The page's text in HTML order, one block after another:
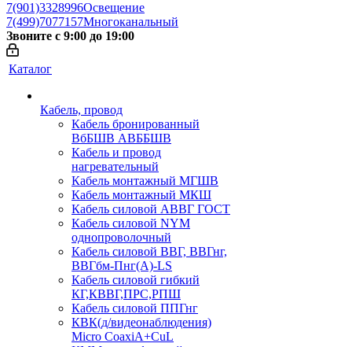
7(901)3328996Освещение
7(499)7077157Многоканальный
Звоните с 9:00 до 19:00
Каталог
Кабель, провод
Кабель бронированный
ВбБШВ АВББШВ
Кабель и провод
нагревательный
Кабель монтажный МГШВ
Кабель монтажный МКШ
Кабель силовой АВВГ ГОСТ
Кабель силовой NYM
однопроволочный
Кабель силовой ВВГ, ВВГнг,
ВВГбм-Пнг(А)-LS
Кабель силовой гибкий
КГ,КВВГ,ПРС,РПШ
Кабель силовой ППГнг
КВК(д/видеонаблюдения)
Micro CoaxiA+CuL